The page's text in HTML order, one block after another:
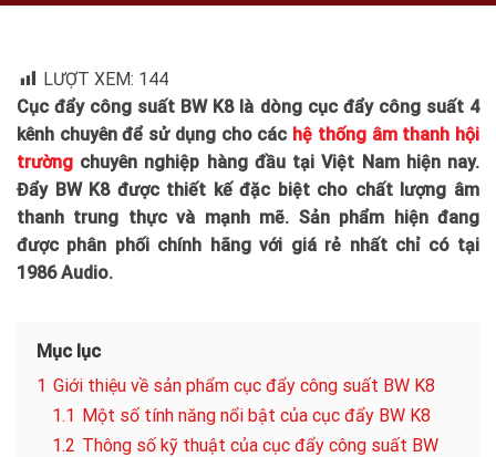
LƯỢT XEM: 144
Cục đẩy công suất BW K8 là dòng cục đẩy công suất 4
kênh chuyên để sử dụng cho các hệ thống âm thanh hội
trường chuyên nghiệp hàng đầu tại Việt Nam hiện nay.
Đẩy BW K8 được thiết kế đặc biệt cho chất lượng âm
thanh trung thực và mạnh mẽ. Sản phẩm hiện đang
được phân phối chính hãng với giá rẻ nhất chỉ có tại
1986 Audio.
Mục lục
1 Giới thiệu về sản phẩm cục đẩy công suất BW K8
1.1 Một số tính năng nổi bật của cục đẩy BW K8
1.2 Thông số kỹ thuật của cục đẩy công suất BW